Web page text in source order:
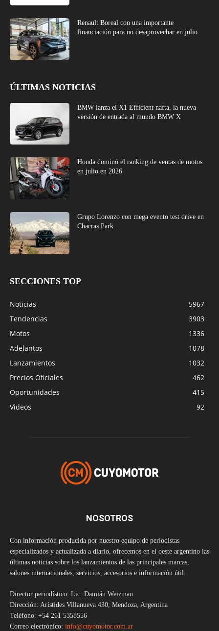
Renault Boreal con una importante
financiación para no desaprovechar en julio
ÚLTIMAS NOTICIAS
BMW lanza el X1 Efficient nafta, la nueva
versión de entrada al mundo BMW X
Honda dominó el ranking de ventas de motos
en julio en 2026
Grupo Lorenzo con mega evento test drive en
Chacras Park
SECCIONES TOP
Noticias
5967
Tendencias
3903
Motos
1336
Adelantos
1078
Lanzamientos
1032
Precios Oficiales
462
Oportunidades
415
Videos
92
NOSOTROS
Con información producida por nuestro equipo de periodistas
especializados y actualizada a diario, ofrecemos en el oeste argentino las
últimas noticias sobre los lanzamientos de las principales marcas,
salones internacionales, servicios, accesorios e información útil.
Director periodístico: Lic. Damián Weizman
Dirección: Arístides Villanueva 430, Mendoza, Argentina
Teléfono: +54 261 5358556
Correo electrónico: info@cuyomotor.com.ar